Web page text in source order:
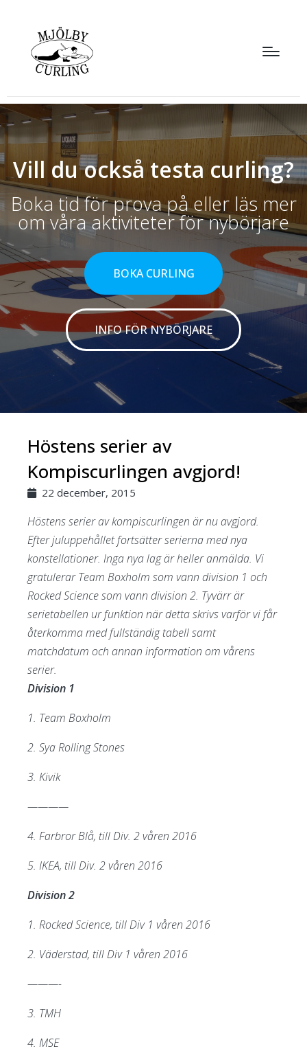
Vill du också testa curling?
Boka tid för prova på eller läs mer
om våra aktiviteter för nybörjare
BOKA CURLING
INFO FÖR NYBÖRJARE
Höstens serier av
Kompiscurlingen avgjord!
22 december, 2015
Höstens serier av kompiscurlingen är nu avgjord.
Efter juluppehållet fortsätter serierna med nya
konstellationer. Inga nya lag är heller anmälda. Vi
gratulerar Team Boxholm som vann division 1 och
Rocked Science som vann division 2. Tyvärr är
serietabellen ur funktion när detta skrivs varför vi får
återkomma med fullständig tabell samt
matchdatum och annan information om vårens
serier.
Division 1
1. Team Boxholm
2. Sya Rolling Stones
3. Kivik
————
4. Farbror Blå, till Div. 2 våren 2016
5. IKEA, till Div. 2 våren 2016
Division 2
1. Rocked Science, till Div 1 våren 2016
2. Väderstad, till Div 1 våren 2016
———-
3. TMH
4. MSE